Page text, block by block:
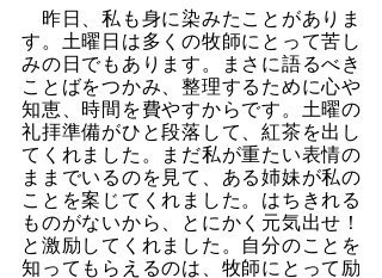
昨日、私も身に染みたことがありま
す。土曜日は多くの牧師にとって苦し
みの日でもあります。まさに語るべき
ことばをつかみ、整理するために心や
知恵、時間を費やすからです。土曜の
礼拝準備がひと段落して、紅茶を出し
てくれました。まだ私が重たい表情の
ままでいるのを見て、ある姉妹が私の
ことを案じてくれました。はちきれる
ものがないから、とにかく元気出せ！
と激励してくれました。自分のことを
知ってもらえるのは、牧師にとって励